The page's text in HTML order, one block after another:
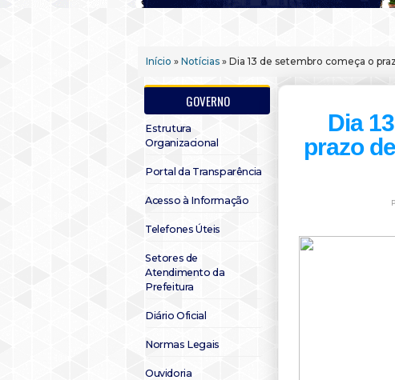
Início » Notícias » Dia 13 de setembro começa o
GOVERNO
Estrutura
Organizacional
Portal da Transparência
Acesso à Informação
Telefones Úteis
Setores de
Atendimento da
Prefeitura
Diário Oficial
Normas Legais
Ouvidoria
Dia
prazo